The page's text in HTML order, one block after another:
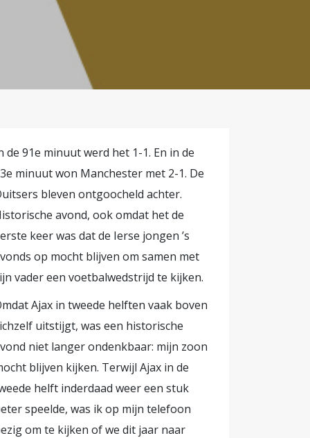
de 91e minuut werd het 1-1. En in de
minuut won Manchester met 2-1. De
bleven ontgoocheld achter.
avond, ook omdat het de
keer was dat de Ierse jongen ’s
op mocht blijven om samen met
vader een voetbalwedstrijd te kijken.
Ajax in tweede helften vaak boven
uitstijgt, was een historische
niet langer ondenkbaar: mijn zoon
blijven kijken. Terwijl Ajax in de
helft inderdaad weer een stuk
speelde, was ik op mijn telefoon
om te kijken of we dit jaar naar